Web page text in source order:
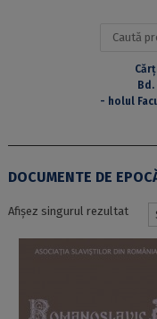
Caută
- holul
DOCUMENTE DE
Afișez singurul rezultat